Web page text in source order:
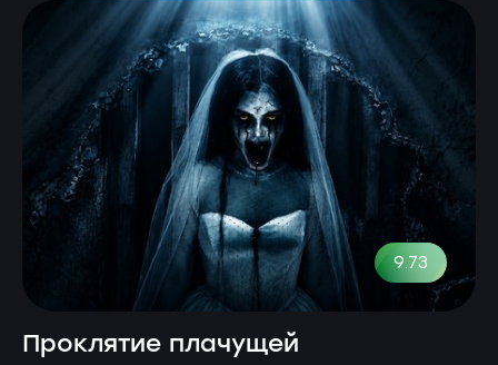
9.73
Проклятие плачущей